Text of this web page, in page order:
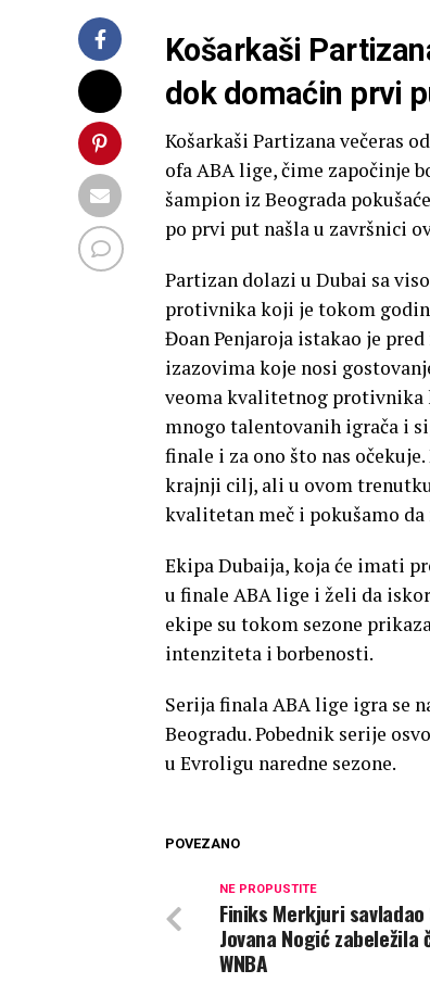
Košarkaši
dok domaćin prvi
Košarkaši Partizana večeras
ofa ABA lige, čime započinje
šampion iz Beograda
po prvi put našla u završnici
Partizan dolazi u Dubai sa
protivnika koji je tokom
Đoan Penjaroja istakao je
izazovima koje nosi
veoma kvalitetnog protivnika
mnogo talentovanih igrača i
finale i za ono što nas
krajnji cilj, ali u ovom
kvalitetan meč i pokušamo
Ekipa Dubaija, koja će imati
u finale ABA lige i želi da
ekipe su tokom sezone
intenziteta i borbenosti.
Serija finala ABA lige igra se
Beogradu. Pobednik serije
u Evroligu naredne sezone.
POVEZANO
NE PROPUSTITE
Finiks Merkjuri
Jovana Nogić
WNBA